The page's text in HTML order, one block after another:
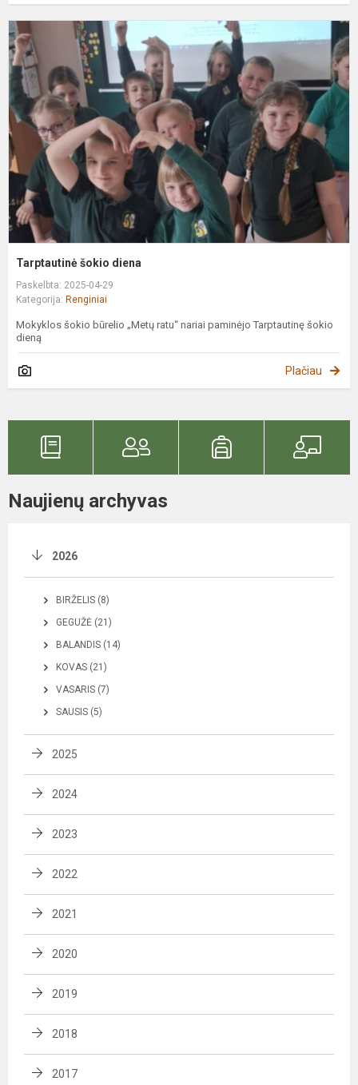
Tarptautinė šokio diena
Paskelbta: 2025-04-29
Kategorija: Renginiai
Mokyklos šokio būrelio „Metų ratu“ nariai paminėjo Tarptautinę šokio
dieną
Plačiau
Naujienų archyvas
2026
BIRŽELIS (8)
GEGUŽĖ (21)
BALANDIS (14)
KOVAS (21)
VASARIS (7)
SAUSIS (5)
2025
2024
2023
2022
2021
2020
2019
2018
2017